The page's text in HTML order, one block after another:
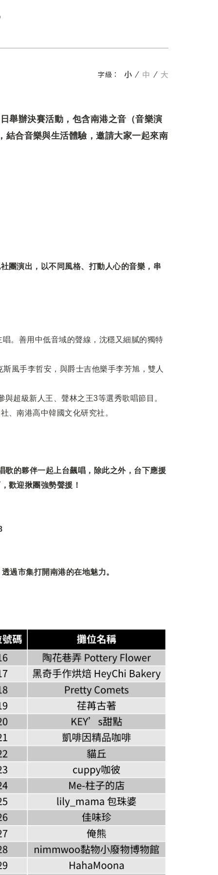
字級： 小 中 大
舉辦決賽活動，包含南港之音（音樂演
結合音樂與生活體驗，邀請大家一起來南
團演出，以不同風格、打動 ⼈⼼的⾳樂，串
。善用中低音域的聲線，沈穩又細膩的獨特
風手李哲安，與爵士吉他樂手李芳旭，雙人
超級新人王、聲林之王3等選秀歌唱節目。
、南港高中韓國文化研究社。
的夥伴一起上台飆唱，除此之外，台下應援
歡迎揪團強勢聲援！
過市集打開南港的在地魅力。